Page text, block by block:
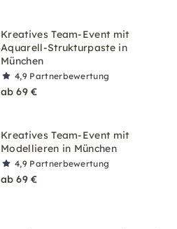
Kreatives Team-Event mit
Aquarell-Strukturpaste in
München
4,9 Partnerbewertung
ab 69 €
Kreatives Team-Event mit
Modellieren in München
4,9 Partnerbewertung
ab 69 €